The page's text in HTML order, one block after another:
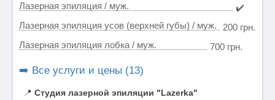
Лазерная эпиляция / муж.
✔️
Лазерная эпиляция усов (верхней губы) / муж.
200 грн.
Лазерная эпиляция лобка / муж.
700 грн.
➡️ Все услуги и цены (13)
📍 Студия лазерной эпиляции "Lazerka"